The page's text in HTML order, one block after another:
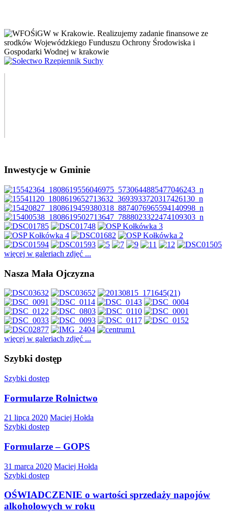
Inwestycje w Gminie
więcej w galeriach zdjęć ...
Nasza Mała Ojczyzna
więcej w galeriach zdjęć ...
Szybki dostęp
Szybki dostęp
Formularze Rolnictwo
21 lipca 2020 Maciej Hołda
Szybki dostęp
Formularze – GOPS
31 marca 2020 Maciej Hołda
Szybki dostęp
OŚWIADCZENIE o wartości sprzedaży napojów
alkoholowych w roku